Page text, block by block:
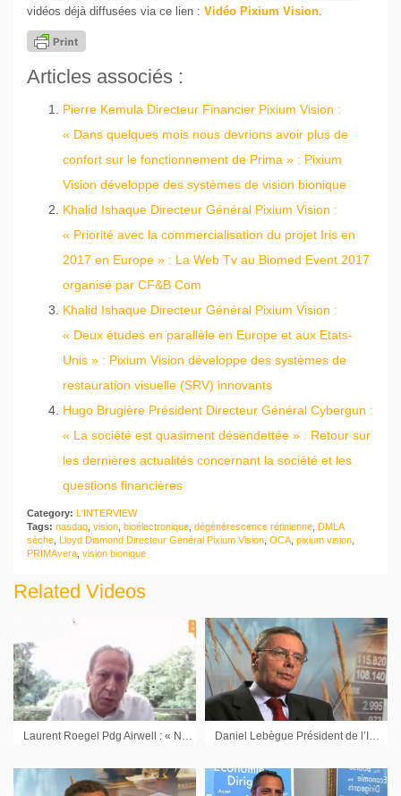
vidéos déjà diffusées via ce lien : Vidéo Pixium Vision.
Articles associés :
Pierre Kemula Directeur Financier Pixium Vision :
« Dans quelques mois nous devrions avoir plus de
confort sur le fonctionnement de Prima » : Pixium
Vision développe des systèmes de vision bionique
Khalid Ishaque Directeur Général Pixium Vision :
« Priorité avec la commercialisation du projet Iris en
2017 en Europe » : La Web Tv au Biomed Event 2017
organisé par CF&B Com
Khalid Ishaque Directeur Général Pixium Vision :
« Deux études en parallèle en Europe et aux Etats-
Unis » : Pixium Vision développe des systèmes de
restauration visuelle (SRV) innovants
Hugo Brugière Président Directeur Général Cybergun :
« La société est quasiment désendettée » : Retour sur
les dernières actualités concernant la société et les
questions financières
Category: L'INTERVIEW
Tags: nasdaq vision bioélectronique dégénérescence rétinienne DMLA
sèche Lloyd Diamond Directeur Général Pixium Vision OCA pixium vision
PRIMAvera vision bionique
Related Videos
Laurent Roegel Pdg Airwell : « Nous avons prévu une introduction en Bourse pour accélérer cette croissance » Daniel Lebègue Président de l’Institut Français des Administrateurs